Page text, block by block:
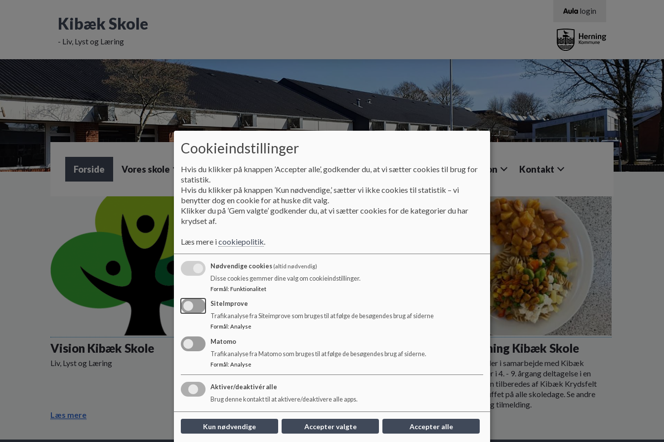
o
v
e
d
i
n
d
Kibæk Skole
- Liv, Lyst og Læring
login
Forside Vores skole SFO Skolebestyrelsen Principper og Strategier Information Kontakt
Vision Kibæk Skole
Liv, Lyst og Læring
Læs mere
Skolestart 0. kl 2026/27
Skolestart 2026-2027
Førskoleaften mandag d. 26/5 2026 kl. 17.00 for
Læs mere
Frokostordning Kibæk Skole
Kibæk Skole tilbyder i samarbejde med Kibæk
Krydsfelt alle elever i 4. - 9. årgang deltagelse i en
madordning. Maden tilberedes af Kibæk Krydsfelt
og serveres som buffet på alle skoledage. Se andre
links for madplan og tilmelding.
Læs mere
Cookieindstillinger
Hvis du klikker på knappen ’Accepter alle’, godkender du, at vi sætter cookies til brug for
statistik.
Hvis du klikker på knappen ’Kun nødvendige,’ sætter vi ikke cookies til statistik – vi
benytter dog en cookie for at huske dit valg.
Klikker du på ’Gem valgte’ godkender du, at vi sætter cookies for de kategorier du har
krydset af.
Læs mere icookiepolitik.
Nødvendige cookies(altid nødvendig)
Disse cookies gemmer dine valg om cookieindstillinger.
Formål: Funktionalitet
SiteImprove
Trafikanalyse fra Siteimprove som bruges til at følge de besøgendes brug af siderne
Formål : Analyse
Matomo
Trafikanalyse fra Matomo som bruges til at følge de besøgendes brug af siderne.
Formål : Analyse
Aktiver/deaktivér alle
Brug denne kontakt til at aktivere/deaktivere alle apps.
Kun nødvendige Accepter valgte Accepter alle